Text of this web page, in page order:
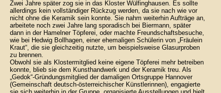
Zwei Jahre später zog sie in das Kloster Wülfinghausen. Es sollte
allerdings kein vollständiger Rückzug werden, da sie nach wie vor
nicht ohne die Keramik sein konnte. Sie nahm weiterhin Aufträge an,
arbeitete noch zwei Jahre lang sporadisch bei Biermann, später
dann in der Hamelner Töpferei, oder machte Freundschaftsbesuche,
wie bei Hedwig Bollhagen, einer ehemaligen Schülerin von „Fräulein
Kraut“, die sie gleichzeitig nutzte, um beispielsweise Glasurproben
zu brennen.
Obwohl sie als Klostermitglied keine eigene Töpferei mehr betreiben
konnte, blieb sie dem Kunsthandwerk und der Keramik treu. Als
„Gedok“-Gründungsmitglied der damaligen Ortsgruppe Hannover
(Gemeinschaft deutsch-österreichischer Künstlerinnen), engagierte